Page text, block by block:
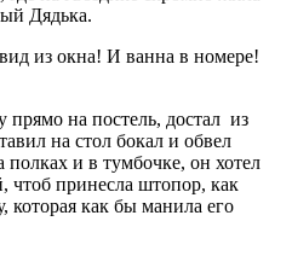
Дядька.
окна! И ванна в номере!
на постель, достал из
на стол бокал и обвел
и в тумбочке, он хотел
чтоб принесла штопор, как
которая как бы манила его